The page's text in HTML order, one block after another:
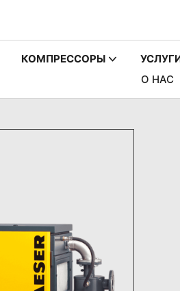
КОМПРЕССОРЫ
О НАС